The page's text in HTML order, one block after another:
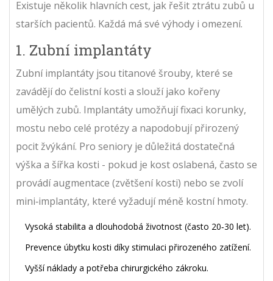
Existuje několik hlavních cest, jak řešit ztrátu zubů u
starších pacientů. Každá má své výhody i omezení.
1. Zubní implantáty
Zubní implantáty jsou titanové šrouby, které se
zavádějí do čelistní kosti a slouží jako kořeny
umělých zubů. Implantáty umožňují fixaci korunky,
mostu nebo celé protézy a napodobují přirozený
pocit žvýkání. Pro seniory je důležitá dostatečná
výška a šířka kosti - pokud je kost oslabená, často se
provádí augmentace (zvětšení kosti) nebo se zvolí
mini‑implantáty, které vyžadují méně kostní hmoty.
Vysoká stabilita a dlouhodobá životnost (často 20‑30 let).
Prevence úbytku kosti díky stimulaci přirozeného zatížení.
Vyšší náklady a potřeba chirurgického zákroku.